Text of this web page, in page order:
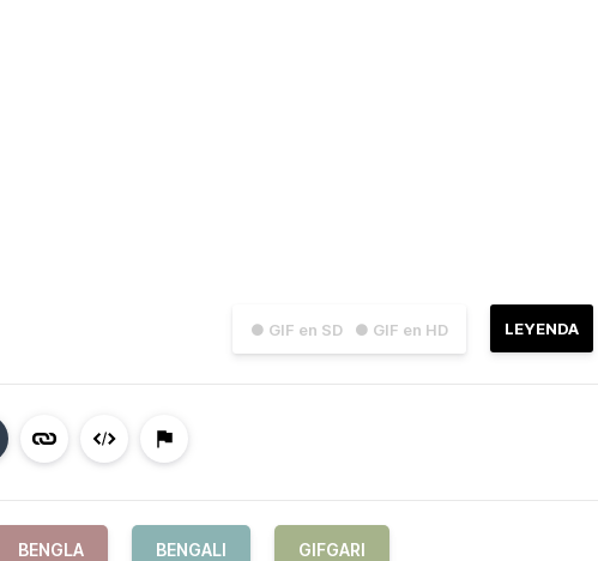
● GIF en SD ● GIF en HD LEYENDA
BENGLA BENGALI GIFGARI